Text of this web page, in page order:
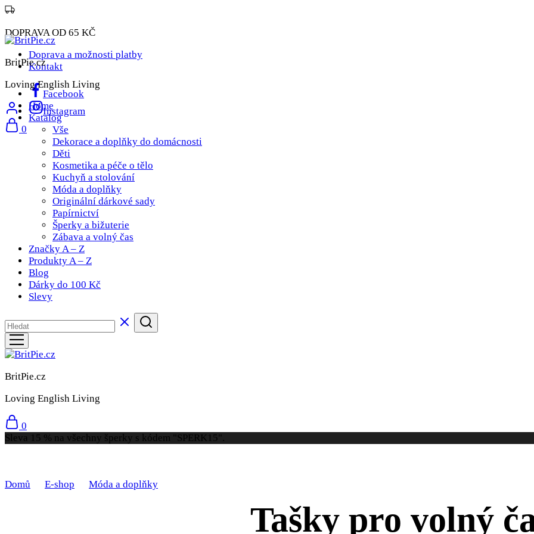
DOPRAVA OD 65 KČ
Doprava a možnosti platby
Kontakt
Facebook
Instagram
BritPie.cz
Loving English Living
0
Home
Katalog
Vše
Dekorace a doplňky do domácnosti
Děti
Kosmetika a péče o tělo
Kuchyň a stolování
Móda a doplňky
Originální dárkové sady
Papírnictví
Šperky a bižuterie
Zábava a volný čas
Značky A – Z
Produkty A – Z
Blog
Dárky do 100 Kč
Slevy
BritPie.cz
Loving English Living
0
Sleva 15 % na všechny šperky s kódem "SPERK15".
Domů E-shop Móda a doplňky
Tašky pro volný